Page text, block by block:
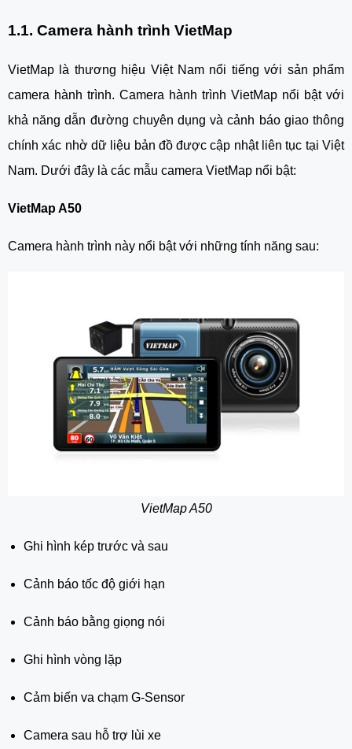
1.1. Camera hành trình VietMap
VietMap là thương hiệu Việt Nam nổi tiếng với sản phẩm
camera hành trình. Camera hành trình VietMap nổi bật với
khả năng dẫn đường chuyên dụng và cảnh báo giao thông
chính xác nhờ dữ liệu bản đồ được cập nhật liên tục tại Việt
Nam. Dưới đây là các mẫu camera VietMap nổi bật:
VietMap A50
Camera hành trình này nổi bật với những tính năng sau:
VietMap A50
Ghi hình kép trước và sau
Cảnh báo tốc độ giới hạn
Cảnh báo bằng giọng nói
Ghi hình vòng lặp
Cảm biến va chạm G-Sensor
Camera sau hỗ trợ lùi xe